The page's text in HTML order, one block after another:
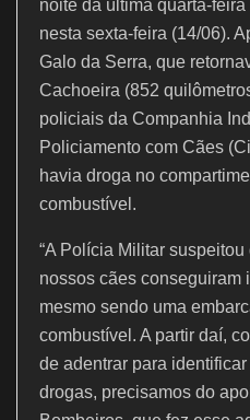
noite da última quarta-
nesta sexta-feira (14/06).
Galo da Serra, que
Cachoeira (852
policiais da Companhia
Policiamento com Cães
havia droga no
combustível.
“A Polícia Militar
nossos cães conseguiram
mesmo sendo uma
combustível. A partir daí,
de adentrar para
drogas, precisamos do